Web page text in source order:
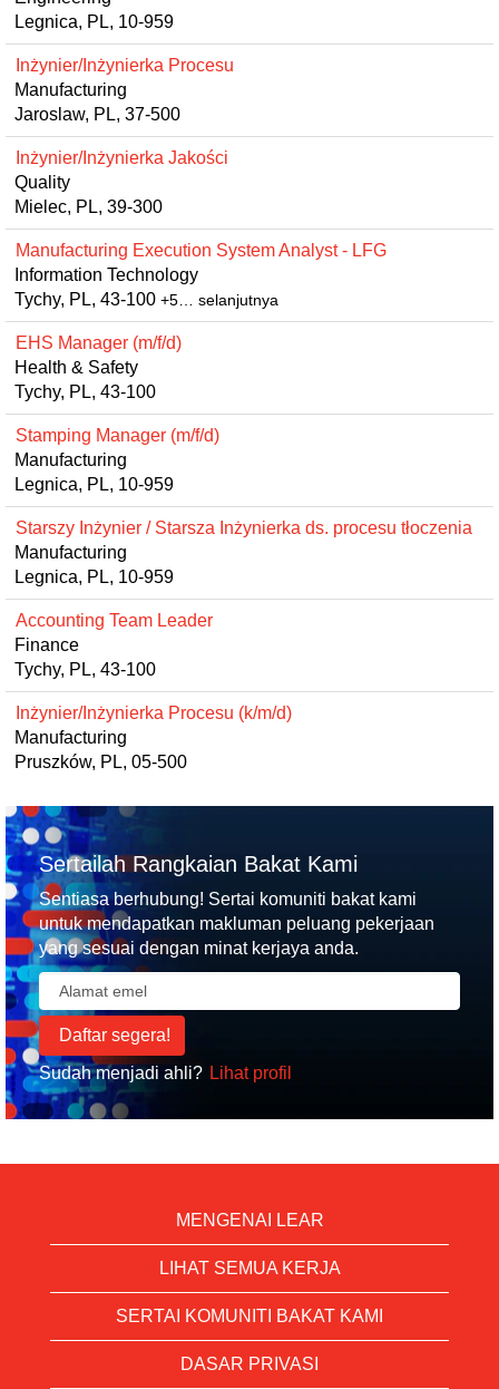
Legnica, PL, 10-959
Inżynier/Inżynierka Procesu
Manufacturing
Jaroslaw, PL, 37-500
Inżynier/Inżynierka Jakości
Quality
Mielec, PL, 39-300
Manufacturing Execution System Analyst - LFG
Information Technology
Tychy, PL, 43-100 +5… selanjutnya
EHS Manager (m/f/d)
Health & Safety
Tychy, PL, 43-100
Stamping Manager (m/f/d)
Manufacturing
Legnica, PL, 10-959
Starszy Inżynier / Starsza Inżynierka ds. procesu tłoczenia
Manufacturing
Legnica, PL, 10-959
Accounting Team Leader
Finance
Tychy, PL, 43-100
Inżynier/Inżynierka Procesu (k/m/d)
Manufacturing
Pruszków, PL, 05-500
Sertailah Rangkaian Bakat Kami
Sentiasa berhubung! Sertai komuniti bakat kami
untuk mendapatkan makluman peluang pekerjaan
yang sesuai dengan minat kerjaya anda.
Sudah menjadi ahli? Lihat profil
MENGENAI LEAR
LIHAT SEMUA KERJA
SERTAI KOMUNITI BAKAT KAMI
DASAR PRIVASI